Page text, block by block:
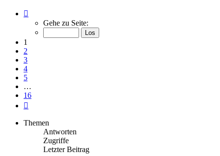
von
Gehe zu Seite:
1
2
3
4
5
…
16
Themen
Antworten
Zugriffe
Letzter Beitrag